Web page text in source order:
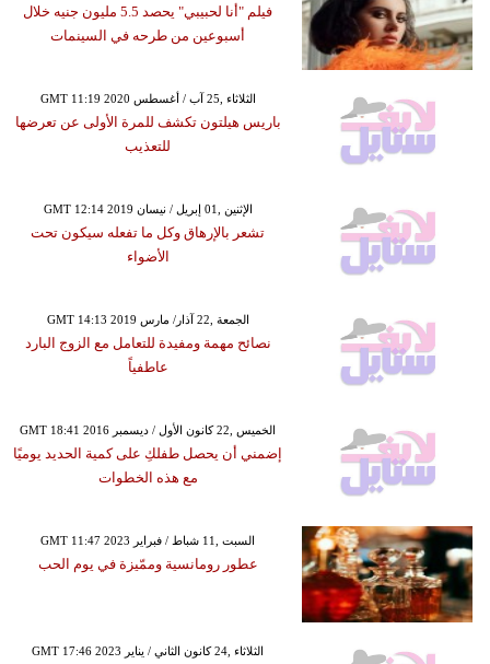
فيلم "أنا لحبيبي" يحصد 5.5 مليون جنيه خلال
أسبوعين من طرحه في السينمات
GMT 11:19 2020 الثلاثاء ,25 آب / أغسطس
باريس هيلتون تكشف للمرة الأولى عن تعرضها
للتعذيب
GMT 12:14 2019 الإثنين ,01 إبريل / نيسان
تشعر بالإرهاق وكل ما تفعله سيكون تحت
الأضواء
GMT 14:13 2019 الجمعة ,22 آذار/ مارس
نصائح مهمة ومفيدة للتعامل مع الزوج البارد
عاطفياً
GMT 18:41 2016 الخميس ,22 كانون الأول / ديسمبر
إضمني أن يحصل طفلكِ على كمية الحديد يوميًا
مع هذه الخطوات
GMT 11:47 2023 السبت ,11 شباط / فبراير
عطور رومانسية وممّيزة في يوم الحب
GMT 17:46 2023 الثلاثاء ,24 كانون الثاني / يناير